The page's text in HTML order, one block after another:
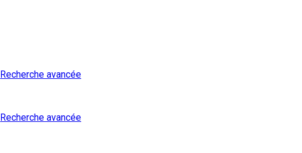
Recherche avancée
Recherche avancée